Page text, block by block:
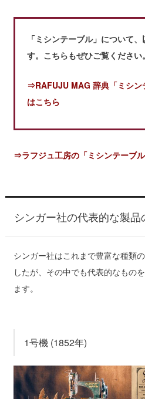
「ミシンテーブル」について
す。こちらもぜひご覧ください。
⇒RAFUJU MAG 辞典「ミシン
はこちら
⇒ラフジュ工房の「ミシンテーブ
シンガー社の代表的な製
シンガー社はこれまで豊富な種類
したが、その中でも代表的なもの
ます。
1号機 (1852年)